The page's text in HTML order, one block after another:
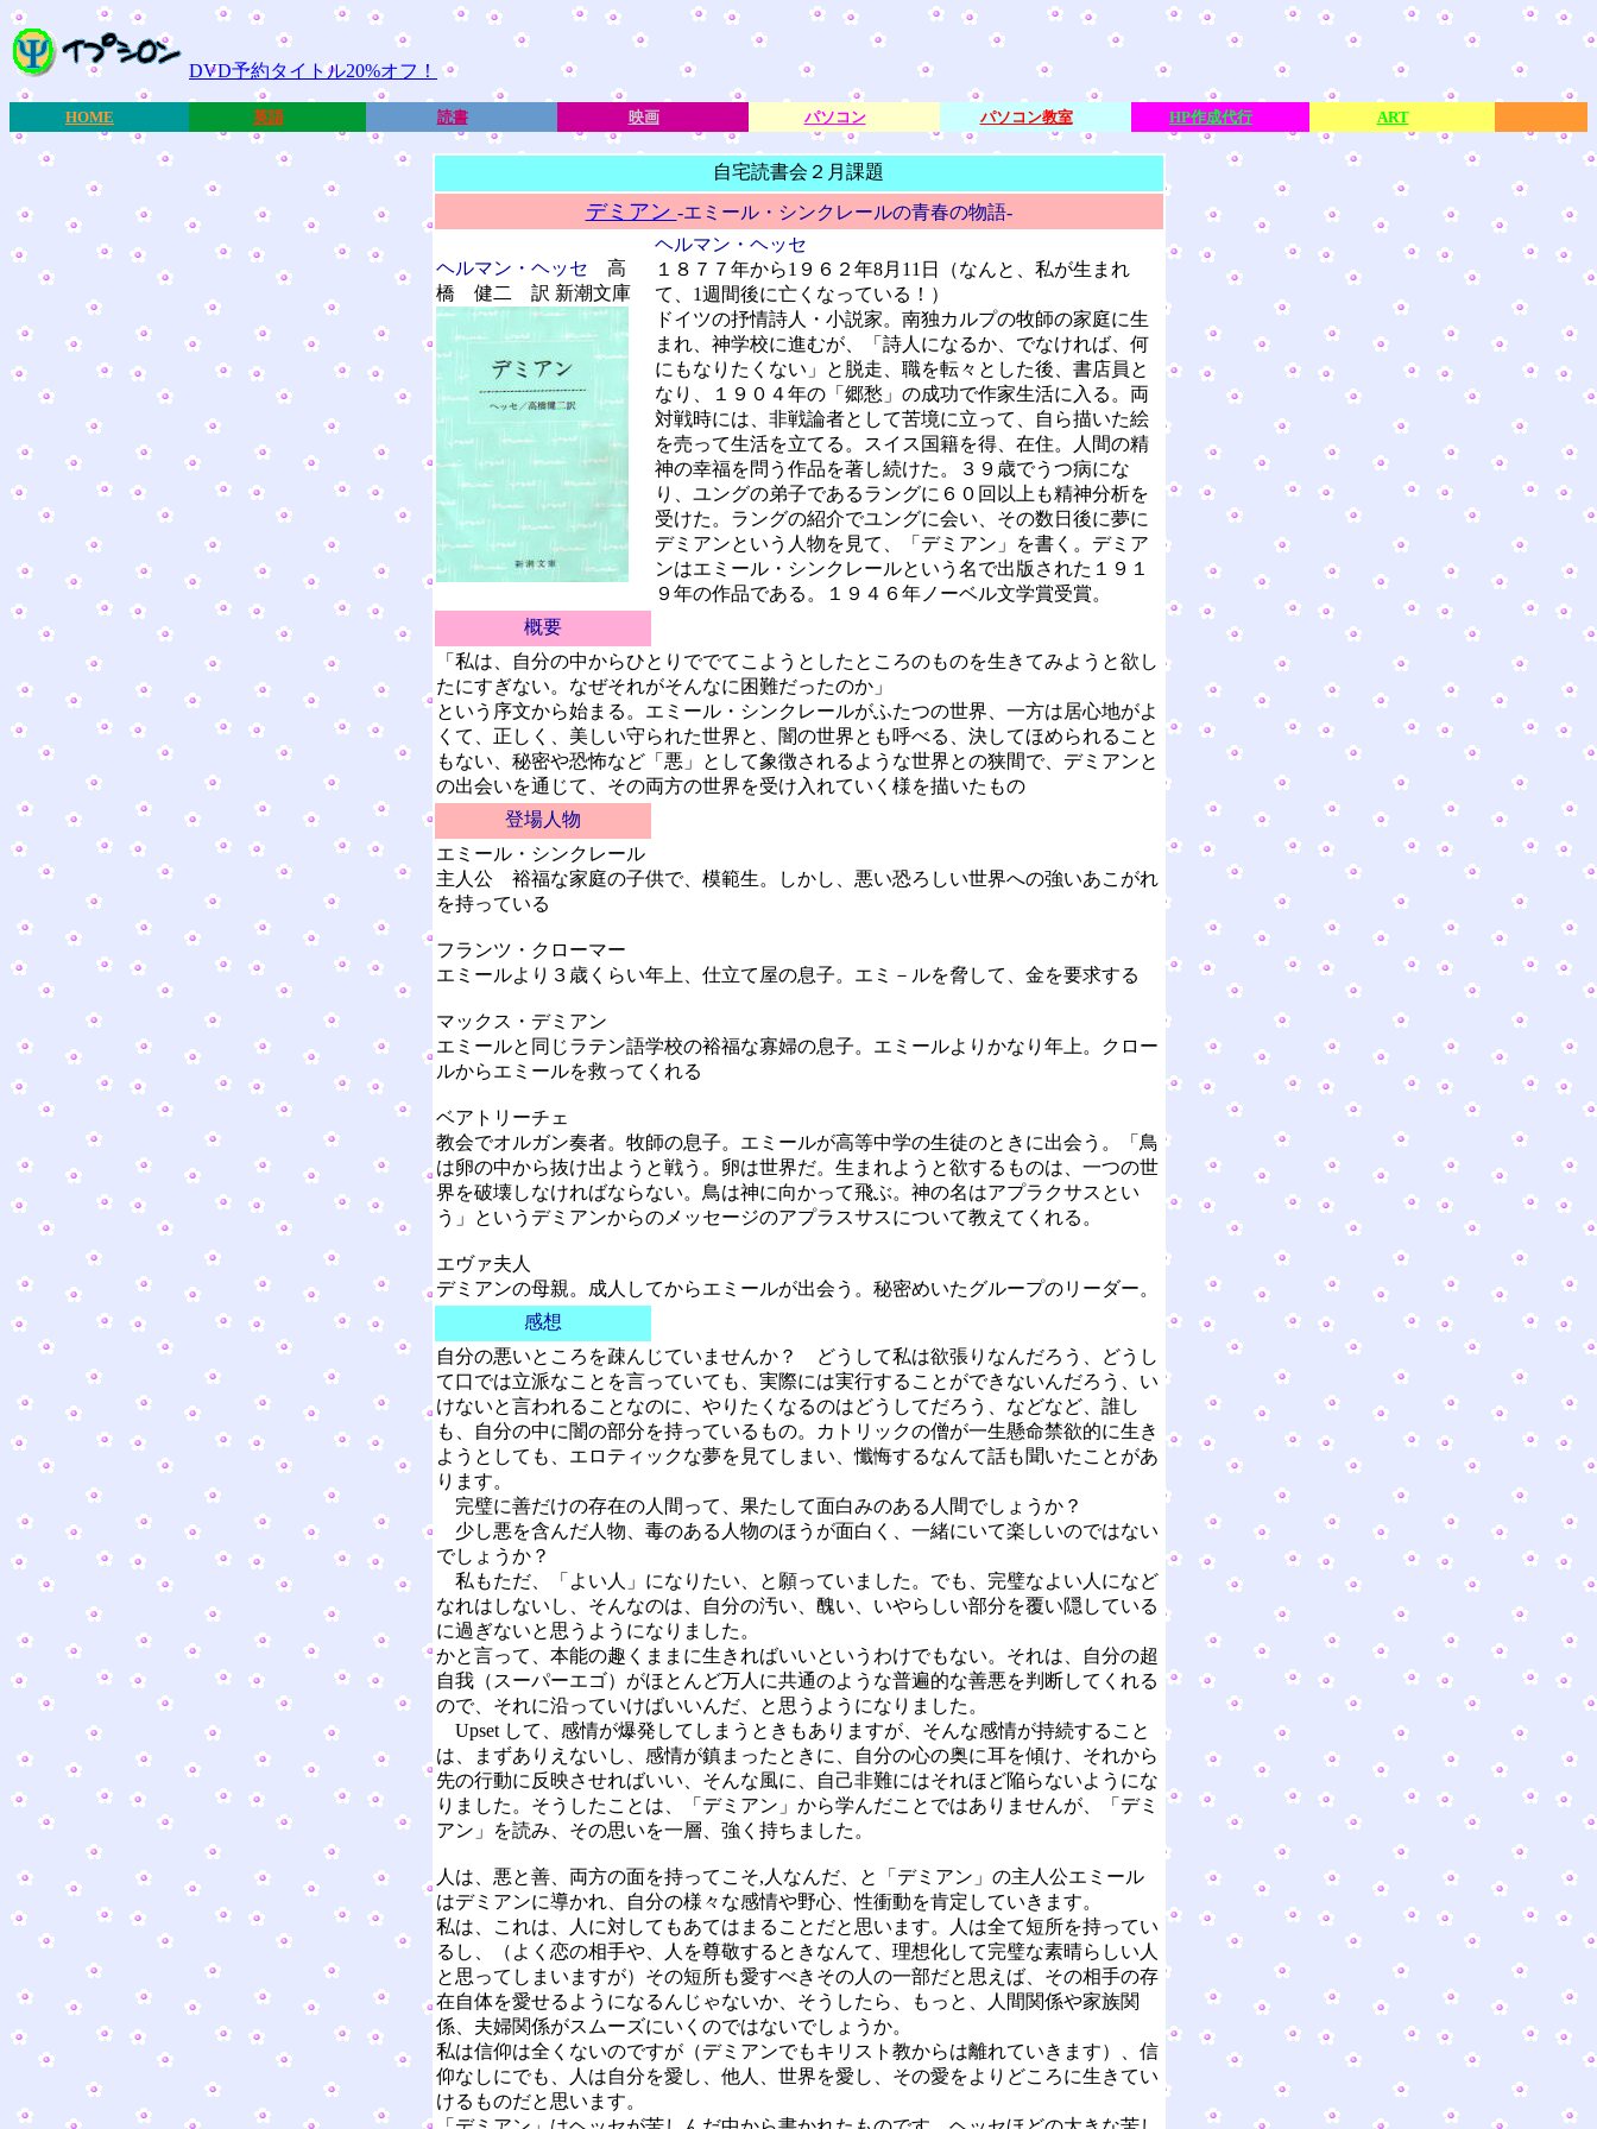
DVD予約タイトル20%オフ！
HOME 英語 読書 映画 パソコン パソコン教室 HP作成代行 ART
自宅読書会２月課題
デミアン -エミール・シンクレールの青春の物語-
ヘルマン・ヘッセ 高
橋 健二 訳 新潮文庫
ヘルマン・ヘッセ
１８７７年から1９６２年8月11日（なんと、私が生まれ
て、1週間後に亡くなっている！）
ドイツの抒情詩人・小説家。南独カルプの牧師の家庭に生
まれ、神学校に進むが、「詩人になるか、でなければ、何
にもなりたくない」と脱走、職を転々とした後、書店員と
なり、１９０４年の「郷愁」の成功で作家生活に入る。両
対戦時には、非戦論者として苦境に立って、自ら描いた絵
を売って生活を立てる。スイス国籍を得、在住。人間の精
神の幸福を問う作品を著し続けた。３９歳でうつ病にな
り、ユングの弟子であるラングに６０回以上も精神分析を
受けた。ラングの紹介でユングに会い、その数日後に夢に
デミアンという人物を見て、「デミアン」を書く。デミア
ンはエミール・シンクレールという名で出版された１９１
９年の作品である。１９４６年ノーベル文学賞受賞。
概要
「私は、自分の中からひとりででてこようとしたところのものを生きてみようと欲し
たにすぎない。なぜそれがそんなに困難だったのか」
という序文から始まる。エミール・シンクレールがふたつの世界、一方は居心地がよ
くて、正しく、美しい守られた世界と、闇の世界とも呼べる、決してほめられること
もない、秘密や恐怖など「悪」として象徴されるような世界との狭間で、デミアンと
の出会いを通じて、その両方の世界を受け入れていく様を描いたもの
登場人物
エミール・シンクレール
主人公 裕福な家庭の子供で、模範生。しかし、悪い恐ろしい世界への強いあこがれ
を持っている
フランツ・クローマー
エミールより３歳くらい年上、仕立て屋の息子。エミ－ルを脅して、金を要求する
マックス・デミアン
エミールと同じラテン語学校の裕福な寡婦の息子。エミールよりかなり年上。クロー
ルからエミールを救ってくれる
ベアトリーチェ
教会でオルガン奏者。牧師の息子。エミールが高等中学の生徒のときに出会う。「鳥
は卵の中から抜け出ようと戦う。卵は世界だ。生まれようと欲するものは、一つの世
界を破壊しなければならない。鳥は神に向かって飛ぶ。神の名はアプラクサスとい
う」というデミアンからのメッセージのアプラスサスについて教えてくれる。
エヴァ夫人
デミアンの母親。成人してからエミールが出会う。秘密めいたグループのリーダー。
感想
自分の悪いところを疎んじていませんか？ どうして私は欲張りなんだろう、どうし
て口では立派なことを言っていても、実際には実行することができないんだろう、い
けないと言われることなのに、やりたくなるのはどうしてだろう、などなど、誰し
も、自分の中に闇の部分を持っているもの。カトリックの僧が一生懸命禁欲的に生き
ようとしても、エロティックな夢を見てしまい、懺悔するなんて話も聞いたことがあ
ります。
完璧に善だけの存在の人間って、果たして面白みのある人間でしょうか？
少し悪を含んだ人物、毒のある人物のほうが面白く、一緒にいて楽しいのではない
でしょうか？
私もただ、「よい人」になりたい、と願っていました。でも、完璧なよい人になど
なれはしないし、そんなのは、自分の汚い、醜い、いやらしい部分を覆い隠している
に過ぎないと思うようになりました。
かと言って、本能の趣くままに生きればいいというわけでもない。それは、自分の超
自我（スーパーエゴ）がほとんど万人に共通のような普遍的な善悪を判断してくれる
ので、それに沿っていけばいいんだ、と思うようになりました。
Upset して、感情が爆発してしまうときもありますが、そんな感情が持続すること
は、まずありえないし、感情が鎮まったときに、自分の心の奥に耳を傾け、それから
先の行動に反映させればいい、そんな風に、自己非難にはそれほど陥らないようにな
りました。そうしたことは、「デミアン」から学んだことではありませんが、「デミ
アン」を読み、その思いを一層、強く持ちました。
人は、悪と善、両方の面を持ってこそ,人なんだ、と「デミアン」の主人公エミール
はデミアンに導かれ、自分の様々な感情や野心、性衝動を肯定していきます。
私は、これは、人に対してもあてはまることだと思います。人は全て短所を持ってい
るし、（よく恋の相手や、人を尊敬するときなんて、理想化して完璧な素晴らしい人
と思ってしまいますが）その短所も愛すべきその人の一部だと思えば、その相手の存
在自体を愛せるようになるんじゃないか、そうしたら、もっと、人間関係や家族関
係、夫婦関係がスムーズにいくのではないでしょうか。
私は信仰は全くないのですが（デミアンでもキリスト教からは離れていきます）、信
仰なしにでも、人は自分を愛し、他人、世界を愛し、その愛をよりどころに生きてい
けるものだと思います。